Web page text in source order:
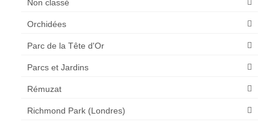
Non classé
Orchidées
Parc de la Tête d'Or
Parcs et Jardins
Rémuzat
Richmond Park (Londres)